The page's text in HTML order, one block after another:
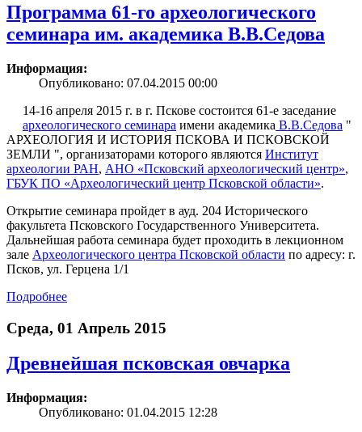
Программа 61-го археологического
семинара им. академика В.В.Седова
Информация:
Опубликовано: 07.04.2015 00:00
14-16 апреля 2015 г. в г. Пскове состоится 61-е заседание
археологического семинара имени академика В.В.Седова "
АРХЕОЛОГИЯ И ИСТОРИЯ ПСКОВА И ПСКОВСКОЙ
ЗЕМЛИ ", организаторами которого являются Институт
археологии РАН, АНО «Псковский археологический центр»,
ГБУК ПО «Археологический центр Псковской области».
Открытие семинара пройдет в ауд. 204 Исторического
факультета Псковского Государственного Университета.
Дальнейшая работа семинара будет проходить в лекционном
зале Археологического центра Псковской области по адресу: г.
Псков, ул. Герцена 1/1
Подробнее
Среда, 01 Апрель 2015
Древнейшая псковская овчарка
Информация:
Опубликовано: 01.04.2015 12:28